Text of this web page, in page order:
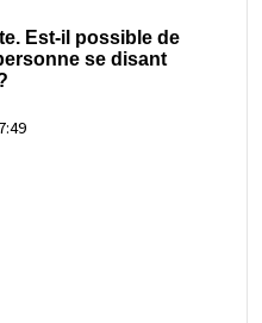
Est-il possible de
se disant